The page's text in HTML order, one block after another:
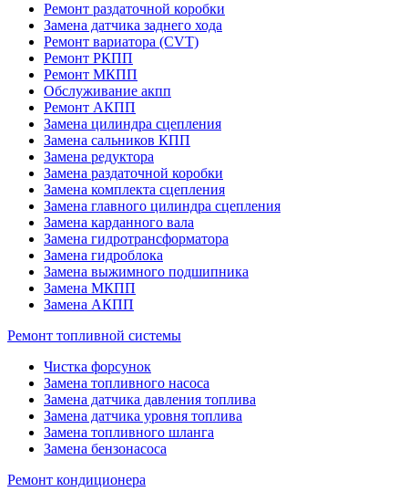
Ремонт раздаточной коробки
Замена датчика заднего хода
Ремонт вариатора (CVT)
Ремонт РКПП
Ремонт МКПП
Обслуживание акпп
Ремонт АКПП
Замена цилиндра сцепления
Замена сальников КПП
Замена редуктора
Замена раздаточной коробки
Замена комплекта сцепления
Замена главного цилиндра сцепления
Замена карданного вала
Замена гидротрансформатора
Замена гидроблока
Замена выжимного подшипника
Замена МКПП
Замена АКПП
Ремонт топливной системы
Чистка форсунок
Замена топливного насоса
Замена датчика давления топлива
Замена датчика уровня топлива
Замена топливного шланга
Замена бензонасоса
Ремонт кондиционера